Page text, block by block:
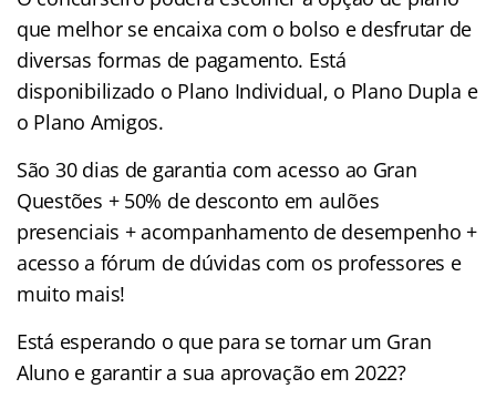
que melhor se encaixa com o bolso e desfrutar de
diversas formas de pagamento. Está
disponibilizado o Plano Individual, o Plano Dupla e
o Plano Amigos.
São 30 dias de garantia com acesso ao Gran
Questões + 50% de desconto em aulões
presenciais + acompanhamento de desempenho +
acesso a fórum de dúvidas com os professores e
muito mais!
Está esperando o que para se tornar um Gran
Aluno e garantir a sua aprovação em 2022?